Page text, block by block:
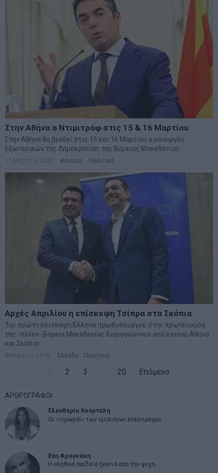
Στην Αθήνα ο Ντιμιτρόφ στις 15 & 16 Μαρτίου
Στην Αθήνα θα βρεθεί στις 15 και 16 Μαρτίου ο υπουργός
Εξωτερικών της Δημοκρατίας της Βόρειας Μακεδονίας
11 Μαρτίου 2019 Κόσμος Πολιτική
Αρχές Απριλίου η επίσκεψη Τσίπρα στα Σκόπια
Την πρώτη επίσκεψη Έλληνα πρωθυπουργού στην πρωτεύουσα
της -πλέον- Βόρεια Μακεδονίας διοργανώνουν από κοινού Αθήνα
και Σκόπια
8 Μαρτίου 2019 Ελλάδα Πολιτική
2 3 … 20 Επόμενο
ΑΡΘΡΟΓΡΑΦΟΙ
Ελευθερία Κούρταλη
Οι «τιμωροί» των ομολόγων επέστρεψαν
Εύη Φραγκάκη
Η αληθινή παιδεία ξεκινά από την ψυχή…